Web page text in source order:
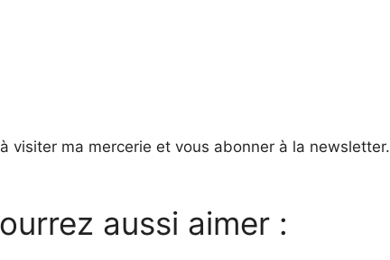
à visiter ma mercerie et vous abonner à la newsletter.
aussi aimer :